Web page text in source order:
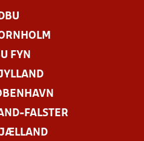
DBU
FYN
FALSTER